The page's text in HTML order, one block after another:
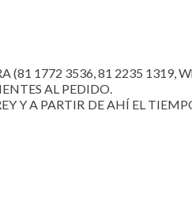
(81 1772 3536, 81 2235 1319,
AL PEDIDO.
Y A PARTIR DE AHÍ EL